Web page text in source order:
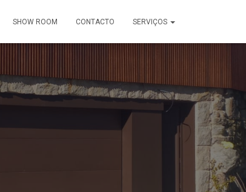
SHOW ROOM CONTACTO SERVIÇOS